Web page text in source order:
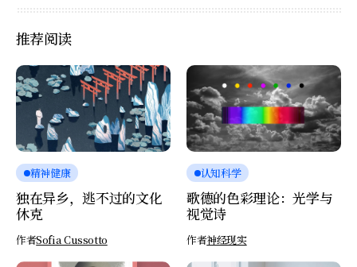
推荐阅读
精神健康
独在异乡，逃不过的文化
休克
作者Sofia Cussotto
认知科学
歌德的色彩理论：光学与
视觉诗
作者神经现实